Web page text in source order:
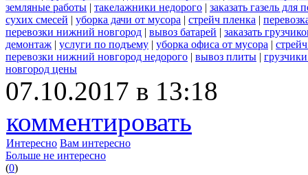
земляные работы | такелажники недорого | заказать газель
сухих смесей | уборка дачи от мусора | стрейч пленка |
перевозки нижний новгород | вывоз батарей | заказать
демонтаж | услуги по подъему | уборка офиса от мусора |
перевозки нижний новгород недорого | вывоз плиты |
новгород цены
07.10.2017 в 13:18
комментировать
Интересно Вам интересно
Больше не интересно
(0)